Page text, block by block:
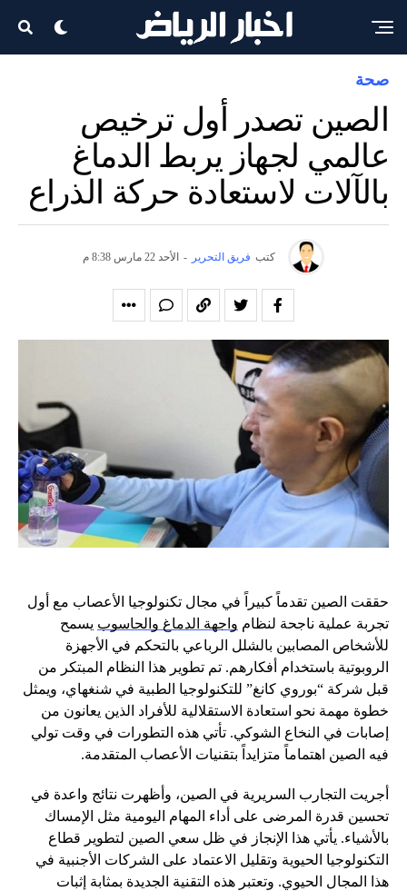
صحة
الصين تصدر أول ترخيص
عالمي لجهاز يربط الدماغ
بالآلات لاستعادة حركة الذراع
كتب فريق التحرير - الأحد 22 مارس 8:38 م
حققت الصين تقدماً كبيراً في مجال تكنولوجيا الأعصاب مع أول
تجربة عملية ناجحة لنظام واجهة الدماغ والحاسوب يسمح
للأشخاص المصابين بالشلل الرباعي بالتحكم في الأجهزة
الروبوتية باستخدام أفكارهم. تم تطوير هذا النظام المبتكر من
قبل شركة “بوروي كانغ” للتكنولوجيا الطبية في شنغهاي، ويمثل
خطوة مهمة نحو استعادة الاستقلالية للأفراد الذين يعانون من
إصابات في النخاع الشوكي. تأتي هذه التطورات في وقت تولي
فيه الصين اهتماماً متزايداً بتقنيات الأعصاب المتقدمة.
أجريت التجارب السريرية في الصين، وأظهرت نتائج واعدة في
تحسين قدرة المرضى على أداء المهام اليومية مثل الإمساك
بالأشياء. يأتي هذا الإنجاز في ظل سعي الصين لتطوير قطاع
التكنولوجيا الحيوية وتقليل الاعتماد على الشركات الأجنبية في
هذا المجال الحيوي. وتعتبر هذه التقنية الجديدة بمثابة إثبات